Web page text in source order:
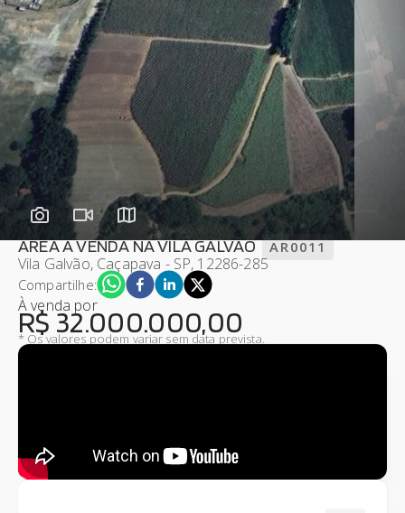
ÁREA A VENDA NA VILA GALVÃO AR0011
Vila Galvão, Caçapava - SP, 12286-285
Compartilhe:
À venda por
R$ 32.000.000,00
* Os valores podem variar sem data prevista.